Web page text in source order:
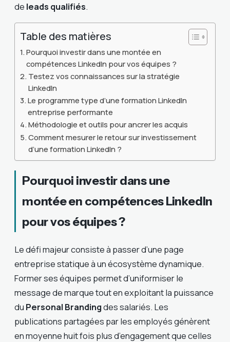
de leads qualifiés.
Table des matières
Pourquoi investir dans une montée en
compétences LinkedIn pour vos équipes ?
Testez vos connaissances sur la stratégie
LinkedIn
Le programme type d’une formation LinkedIn
entreprise performante
Méthodologie et outils pour ancrer les acquis
Comment mesurer le retour sur investissement
d’une formation LinkedIn ?
Pourquoi investir dans une
montée en compétences LinkedIn
pour vos équipes ?
Le défi majeur consiste à passer d’une page
entreprise statique à un écosystème dynamique.
Former ses équipes permet d’uniformiser le
message de marque tout en exploitant la puissance
du Personal Brandingdes salariés. Les
publications partagées par les employés génèrent
en moyenne huit fois plus d’engagement que celles